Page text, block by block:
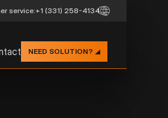
service:+1 (331) 258-4134
NEED SOLUTION?